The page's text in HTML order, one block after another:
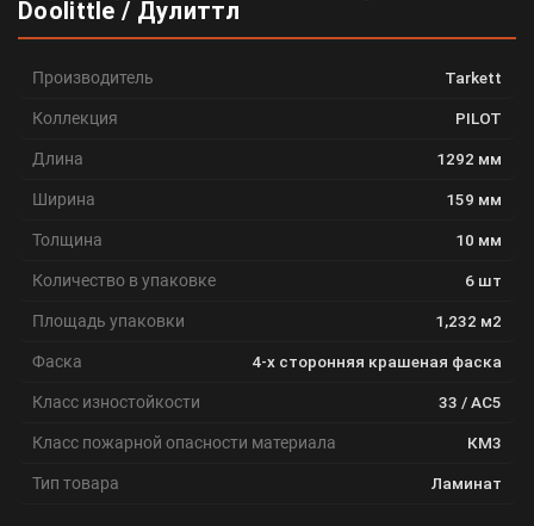
Doolittle / Дулиттл
Производитель Tarkett
Коллекция PILOT
Длина 1292 мм
Ширина 159 мм
Толщина 10 мм
Количество в упаковке 6 шт
Площадь упаковки 1,232 м2
Фаска 4-х сторонняя крашеная фаска
Класс изностойкости 33 / АС5
Класс пожарной опасности материала КМ3
Тип товара Ламинат